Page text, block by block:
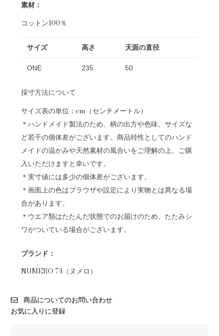
素材：
コットン100％
サイズ 高さ 天面の直径
ONE 235 50
採寸方法について
サイズ表の単位：cm（センチメートル）
＊ハンドメイド製法のため、柄の出方や色味、サイズな
ど若干の個体差がございます。商品特性としてのハンド
メイドの温かみや天然素材の風合いをご理解の上、ご購
入いただけますと幸いです。
＊実寸値には多少の個体差がございます。
＊画面上の色はブラウザや設定により実物とは異なる場
合があります。
＊ウエア類はたたんだ状態でのお届けのため、たたみシ
ワがついている場合がございます。
ブランド：
NUMERO 74（ヌメロ）
商品についてのお問い合わせ
お気に入りに登録